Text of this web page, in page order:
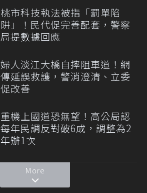
桃市科技執法被指「罰單陷
阱」！民代促完善配套，警察
局提數據回應
婦人淡江大橋自摔阻車道！網
傳延誤救護，警消澄清、立委
促改善
重機上國道恐無望！高公局認
每年民調反對破6成，調整為2
年辦1次
More